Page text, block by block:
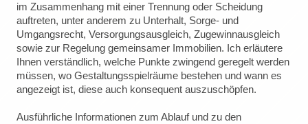
im Zusammenhang mit einer Trennung oder Scheidung
auftreten, unter anderem zu Unterhalt, Sorge- und
Umgangsrecht, Versorgungsausgleich, Zugewinnausgleich
sowie zur Regelung gemeinsamer Immobilien. Ich erläutere
Ihnen verständlich, welche Punkte zwingend geregelt werden
müssen, wo Gestaltungsspielräume bestehen und wann es
angezeigt ist, diese auch konsequent auszuschöpfen.
Ausführliche Informationen zum Ablauf und zu den